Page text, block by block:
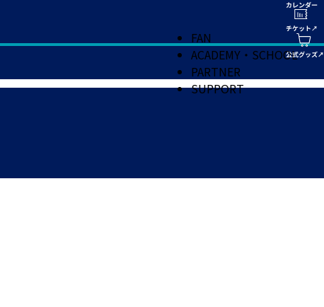
FAN
ACADEMY・SCHOOL
PARTNER
SUPPORT